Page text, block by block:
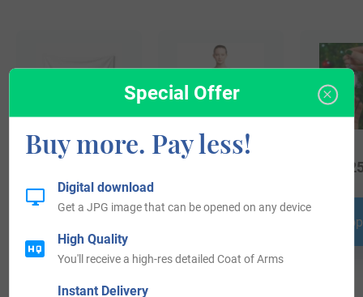
Special Offer
Buy more. Pay less!
Digital download
Get a JPG image that can be opened on any device
High Quality
You'll receive a high-res detailed Coat of Arms
Instant Delivery